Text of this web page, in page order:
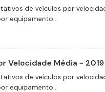
de veículos por
equipamento...
Velocidade Média - 2019
de veículos por
equipamento...